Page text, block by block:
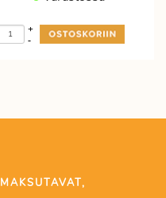
-
+
MAKSUTAVAT,